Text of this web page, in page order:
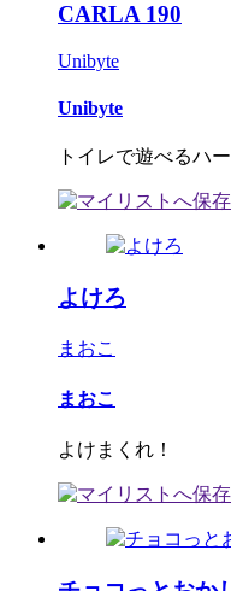
CARLA 190
Unibyte
Unibyte
トイレで遊べるハ
よけろ
まおこ
まおこ
よけまくれ！